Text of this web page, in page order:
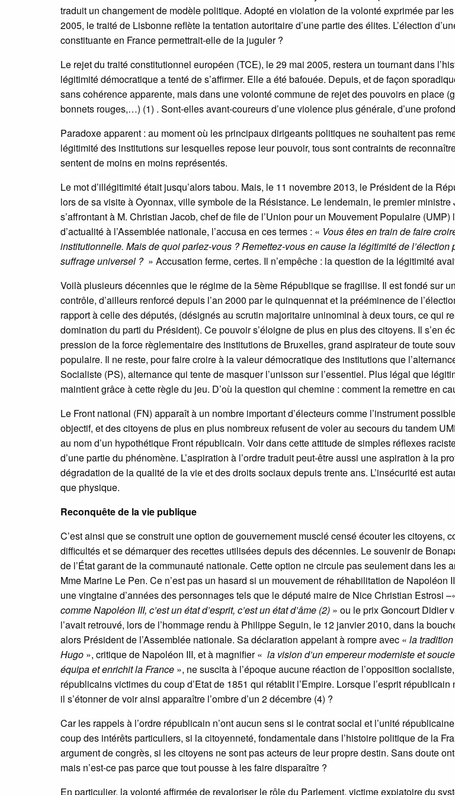
traduit un changement de modèle politique. Adopté en violation de la volonté exprimée par
2005, le traité de Lisbonne reflète la tentation autoritaire d’une partie des élites. L’élection
constituante en France permettrait-elle de la juguler ?
Le rejet du traité constitutionnel européen (TCE), le 29 mai 2005, restera un tournant dans
légitimité démocratique a tenté de s’affirmer. Elle a été bafouée. Depuis, et de façon
sans cohérence apparente, mais dans une volonté commune de rejet des pouvoirs en place
bonnets rouges,…) (1) . Sont-elles avant-coureurs d’une violence plus générale, d’une
Paradoxe apparent : au moment où les principaux dirigeants politiques ne souhaitent pas
légitimité des institutions sur lesquelles repose leur pouvoir, tous sont contraints de
sentent de moins en moins représentés.
Le mot d’illégitimité était jusqu’alors tabou. Mais, le 11 novembre 2013, le Président de la
lors de sa visite à Oyonnax, ville symbole de la Résistance. Le lendemain, le premier ministre
s’affrontant à M. Christian Jacob, chef de file de l’Union pour un Mouvement Populaire
d’actualité à l’Assemblée nationale, l’accusa en ces termes : « Vous êtes en train de faire
institutionnelle. Mais de quoi parlez-vous ? Remettez-vous en cause la légitimité de l’élection
suffrage universel ? » Accusation ferme, certes. Il n’empêche : la question de la légitimité
Voilà plusieurs décennies que le régime de la 5ème République se fragilise. Il est fondé sur
contrôle, d’ailleurs renforcé depuis l’an 2000 par le quinquennat et la prééminence de
rapport à celle des députés, (désignés au scrutin majoritaire uninominal à deux tours, ce qui
domination du parti du Président). Ce pouvoir s’éloigne de plus en plus des citoyens. Il s’en
pression de la force règlementaire des institutions de Bruxelles, grand aspirateur de toute
populaire. Il ne reste, pour faire croire à la valeur démocratique des institutions que
Socialiste (PS), alternance qui tente de masquer l’unisson sur l’essentiel. Plus légal que
maintient grâce à cette règle du jeu. D’où la question qui chemine : comment la remettre en
Le Front national (FN) apparaît à un nombre important d’électeurs comme l’instrument
objectif, et des citoyens de plus en plus nombreux refusent de voler au secours du tandem
au nom d’un hypothétique Front républicain. Voir dans cette attitude de simples réflexes
d’une partie du phénomène. L’aspiration à l’ordre traduit peut-être aussi une aspiration à la
dégradation de la qualité de la vie et des droits sociaux depuis trente ans. L’insécurité est
que physique.
Reconquête de la vie publique
C’est ainsi que se construit une option de gouvernement musclé censé écouter les citoyens,
difficultés et se démarquer des recettes utilisées depuis des décennies. Le souvenir de
de l’État garant de la communauté nationale. Cette option ne circule pas seulement dans les
Mme Marine Le Pen. Ce n’est pas un hasard si un mouvement de réhabilitation de Napoléon
une vingtaine d’années des personnages tels que le député maire de Nice Christian Estrosi
comme Napoléon III, c’est un état d’esprit, c’est un état d’âme (2) » ou le prix Goncourt Didier
l’avait retrouvé, lors de l’hommage rendu à Philippe Seguin, le 12 janvier 2010, dans la
alors Président de l’Assemblée nationale. Sa déclaration appelant à rompre avec « la
Hugo », critique de Napoléon III, et à magnifier « la vision d’un empereur moderniste et
équipa et enrichit la France », ne suscita à l’époque aucune réaction de l’opposition
républicains victimes du coup d’Etat de 1851 qui rétablit l’Empire. Lorsque l’esprit républicain
il s’étonner de voir ainsi apparaître l’ombre d’un 2 décembre (4) ?
Car les rappels à l’ordre républicain n’ont aucun sens si le contrat social et l’unité
coup des intérêts particuliers, si la citoyenneté, fondamentale dans l’histoire politique de la
argument de congrès, si les citoyens ne sont pas acteurs de leur propre destin. Sans doute
mais n’est-ce pas parce que tout pousse à les faire disparaître ?
En particulier, la volonté affirmée de revaloriser le rôle du Parlement, victime expiatoire du